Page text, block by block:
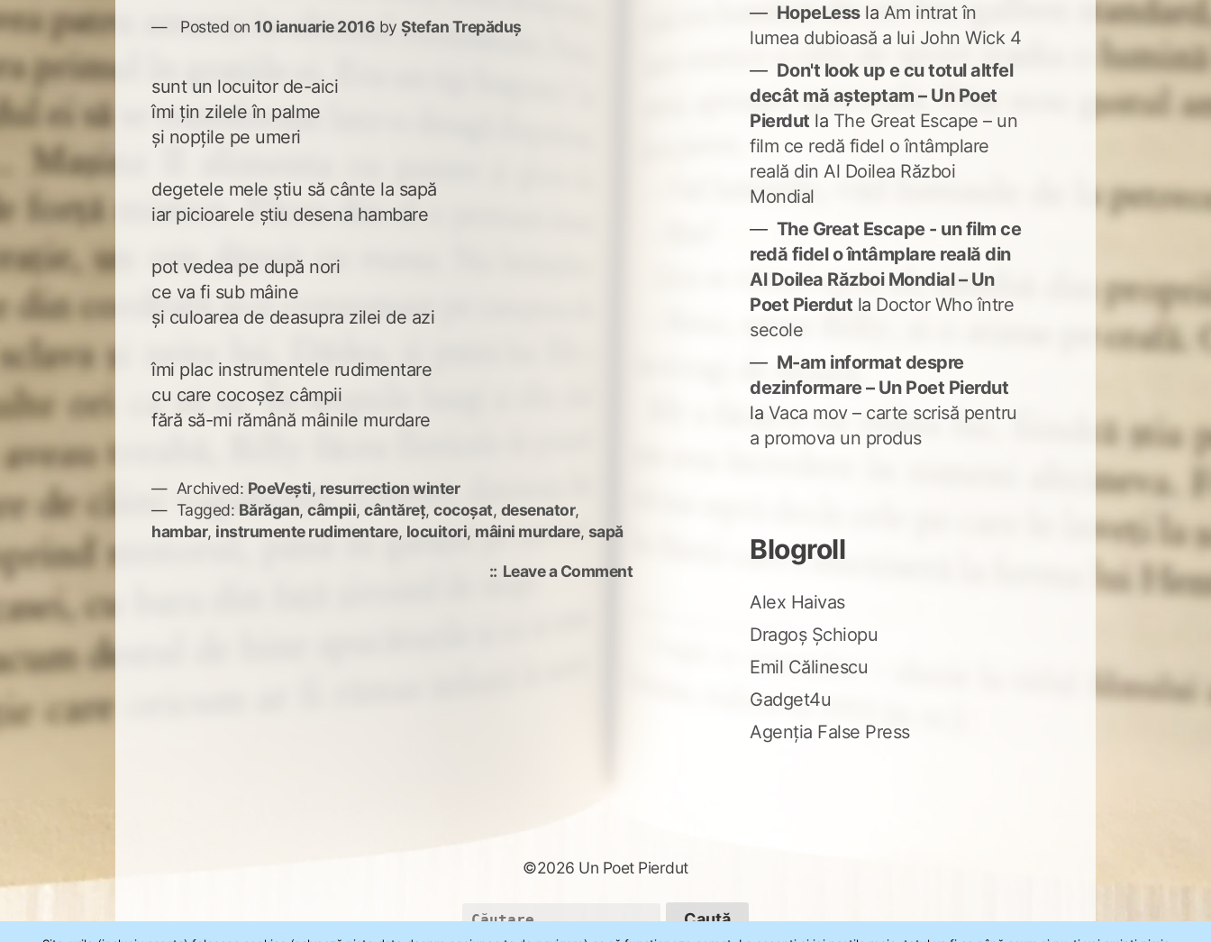
Posted on 10 ianuarie 2016 byȘtefan Trepăduș
sunt un locuitor de-aici
îmi țin zilele în palme
și nopțile pe umeri
degetele mele știu să cânte la sapă
iar picioarele știu desena hambare
pot vedea pe după nori
ce va fi sub mâine
și culoarea de deasupra zilei de azi
îmi plac instrumentele rudimentare
cu care cocoșez câmpii
fără să-mi rămână mâinile murdare
Archived: PoeVești, resurrection winter
Tagged: Bărăgan,câmpii,cântăreț,cocoșat, desenator,
hambar, instrumente rudimentare, locuitori, mâini murdare, sapă
Leave a Commenton
HopeLessla Am intrat în
lumea dubioasă a lui John Wick 4
Don't look up e cu totul altfel
decât mă așteptam – Un Poet
Pierdut la The Great Escape – un
film ce redă fidel o întâmplare
reală din Al Doilea Război
Mondial
The Great Escape - un film ce
redă fidel o întâmplare reală din
Al Doilea Război Mondial – Un
Poet Pierdut la Doctor Who între
secole
M-am informat despre
dezinformare – Un Poet Pierdut
la Vaca mov – carte scrisă pentru
a promova un produs
Blogroll
Alex Haivas
Dragoș Șchiopu
Emil Călinescu
Gadget4u
Agenția False Press
©2026 Un Poet Pierdut
Caută